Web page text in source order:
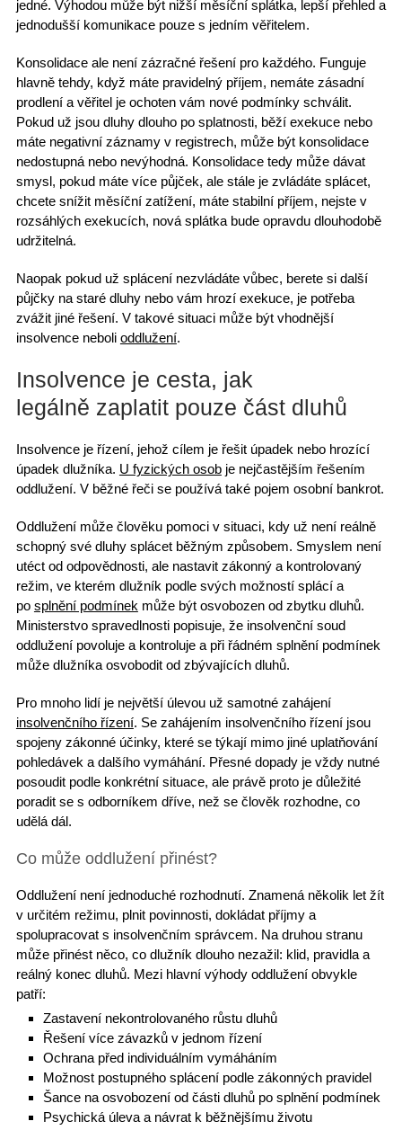
jedné. Výhodou může býtnižší měsíční splátka, lepší přehled a
jednodušší komunikacepouze s jedním věřitelem.
Konsolidace ale není zázračné řešenípro každého. Funguje
hlavně tehdy, když máte pravidelný příjem, nemáte zásadní
prodlení a věřitel je ochoten vám nové podmínky schválit.
Pokud už jsou dluhy dlouho po splatnosti, běží exekuce nebo
máte negativní záznamy v registrech, může být konsolidace
nedostupná nebo nevýhodná. Konsolidace tedy může dávat
smysl, pokud máte více půjček, ale stále je zvládáte splácet,
chcete snížit měsíční zatížení, máte stabilní příjem, nejste v
rozsáhlých exekucích, nová splátka bude opravdu dlouhodobě
udržitelná.
Naopak pokud už splácení nezvládáte vůbec, berete si další
půjčky na staré dluhy nebo vám hrozí exekuce, je potřeba
zvážit jiné řešení. V takové situaci může být vhodnější
insolvenceneboli oddlužení.
Insolvence je cesta, jak
legálně zaplatit pouze část dluhů
Insolvenceje řízení, jehož cílem je řešit úpadek nebo hrozící
úpadek dlužníka. U fyzických osobje nejčastějším řešením
oddlužení. V běžné řeči se používá také pojem osobní bankrot.
Oddlužení může člověku pomociv situaci, kdy už není reálně
schopný své dluhy splácet běžným způsobem. Smyslem není
utéct od odpovědnosti, ale nastavit zákonný a kontrolovaný
režim, ve kterém dlužník podle svých možností splácí a
po splnění podmínek může být osvobozen od zbytku dluhů.
Ministerstvo spravedlnosti popisuje, že insolvenční soud
oddlužení povolujea kontroluje a při řádném splnění podmínek
může dlužníka osvoboditod zbývajících dluhů.
Pro mnoho lidí je největší úlevou už samotné zahájení
insolvenčního řízení. Se zahájením insolvenčního řízení jsou
spojeny zákonné účinky, které se týkají mimo jiné uplatňování
pohledávek a dalšího vymáhání. Přesné dopady je vždy nutné
posoudit podle konkrétní situace, ale právě proto je důležité
poraditse s odborníkem dříve, než se člověk rozhodne, co
udělá dál.
Co může oddlužení přinést?
Oddlužení není jednoduché rozhodnutí. Znamená několik let žít
v určitém režimu, plnit povinnosti, dokládat příjmy a
spolupracovat s insolvenčním správcem. Na druhou stranu
může přinést něco, co dlužník dlouho nezažil: klid, pravidla a
reálný konec dluhů. Mezi hlavní výhody oddluženíobvykle
patří:
Zastavení nekontrolovaného růstu dluhů
Řešení více závazků v jednom řízení
Ochrana před individuálním vymáháním
Možnost postupného splácení podle zákonných pravidel
Šance na osvobození od části dluhů po splnění podmínek
Psychická úlevaa návrat k běžnějšímu životu